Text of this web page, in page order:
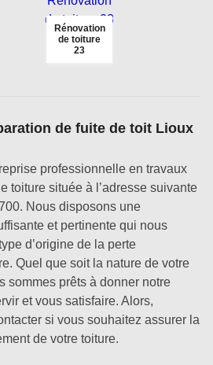
Rénovation
de toiture
23
de fuite de toit Lioux
professionnelle en travaux
toiture située à l’adresse suivante
Nous disposons une
et pertinente qui nous
d’origine de la perte
Quel que soit la nature de votre
sommes prêts à donner notre
et vous satisfaire. Alors,
si vous souhaitez assurer la
de votre toiture.